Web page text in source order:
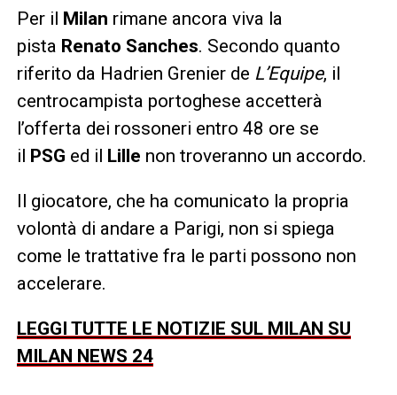
Per il Milan rimane ancora viva la
pista Renato Sanches. Secondo quanto
riferito da Hadrien Grenier de L’Equipe, il
centrocampista portoghese accetterà
l’offerta dei rossoneri entro 48 ore se
il PSG ed il Lille non troveranno un accordo.
Il giocatore, che ha comunicato la propria
volontà di andare a Parigi, non si spiega
come le trattative fra le parti possono non
accelerare.
LEGGI TUTTE LE NOTIZIE SUL MILAN SU
MILAN NEWS 24